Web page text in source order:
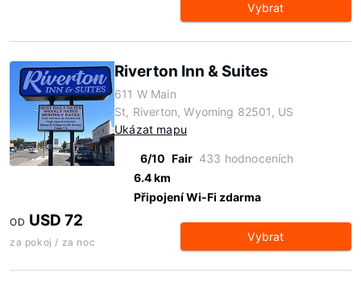
Vybrat
Riverton Inn & Suites
611 W Main
St, Riverton, Wyoming 82501, US
Ukázat mapu
6/10 Fair 433 hodnoceních
6.4 km
Připojení Wi-Fi zdarma
OD USD 72
za pokoj / za noc Vybrat